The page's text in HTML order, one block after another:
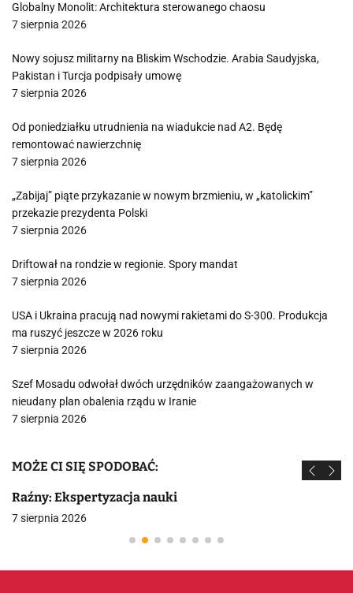
Globalny Monolit: Architektura sterowanego chaosu
7 sierpnia 2026
Nowy sojusz militarny na Bliskim Wschodzie. Arabia Saudyjska,
Pakistan i Turcja podpisały umowę
7 sierpnia 2026
Od poniedziałku utrudnienia na wiadukcie nad A2. Będę
remontować nawierzchnię
7 sierpnia 2026
„Zabijaj” piąte przykazanie w nowym brzmieniu, w „katolickim”
przekazie prezydenta Polski
7 sierpnia 2026
Driftował na rondzie w regionie. Spory mandat
7 sierpnia 2026
USA i Ukraina pracują nad nowymi rakietami do S-300. Produkcja
ma ruszyć jeszcze w 2026 roku
7 sierpnia 2026
Szef Mosadu odwołał dwóch urzędników zaangażowanych w
nieudany plan obalenia rządu w Iranie
7 sierpnia 2026
MOŻE CI SIĘ SPODOBAĆ:
Raźny: Ekspertyzacja nauki
7 sierpnia 2026